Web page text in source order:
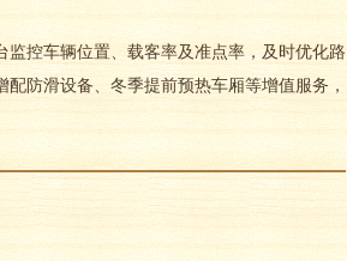
控车辆位置、载客率及准点率，及时优化路
防滑设备、冬季提前预热车厢等增值服务，